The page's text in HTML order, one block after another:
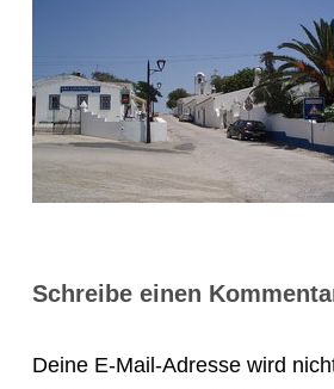
Schreibe einen
Deine E-Mail-Adresse wird